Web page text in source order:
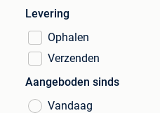
Levering
Ophalen
Verzenden
Aangeboden sinds
Vandaag